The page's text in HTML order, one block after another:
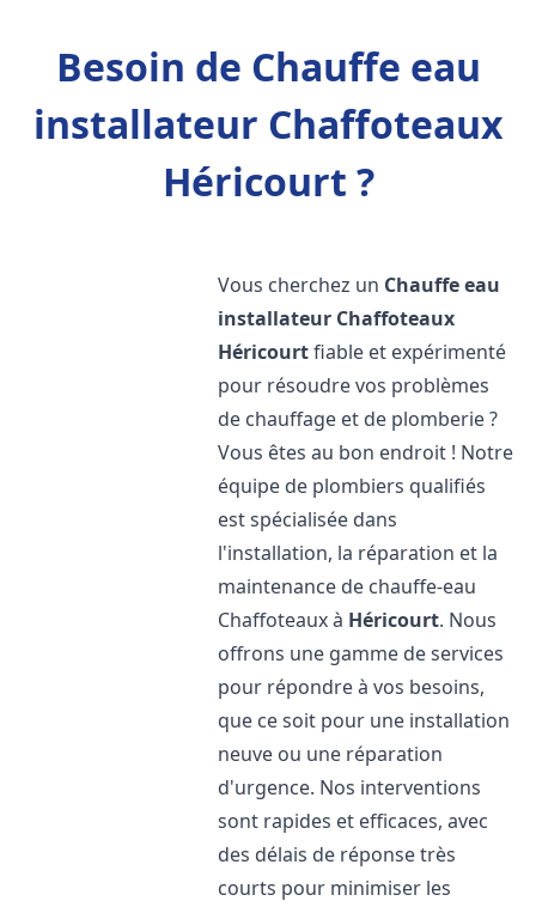
Besoin de Chauffe eau
installateur Chaffoteaux
Héricourt ?
Vous cherchez un Chauffe eau
installateur Chaffoteaux
Héricourtfiable et expérimenté
pour résoudre vos problèmes
de chauffage et de plomberie ?
Vous êtes au bon endroit ! Notre
équipe de plombiers qualifiés
est spécialisée dans
l'installation, la réparation et la
maintenance de chauffe-eau
Chaffoteaux à Héricourt. Nous
offrons une gamme de services
pour répondre à vos besoins,
que ce soit pour une installation
neuve ou une réparation
d'urgence. Nos interventions
sont rapides et efficaces, avec
des délais de réponse très
courts pour minimiser les